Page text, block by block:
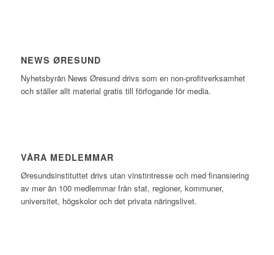
NEWS ØRESUND
Nyhetsbyrån News Øresund drivs som en non-profitverksamhet
och ställer allt material gratis till förfogande för media.
VÅRA MEDLEMMAR
Øresundsinstituttet drivs utan vinst­intresse och med finansiering
av mer än 100 medlemmar från stat, regioner, kommuner,
universitet, högskolor och det privata näringslivet.